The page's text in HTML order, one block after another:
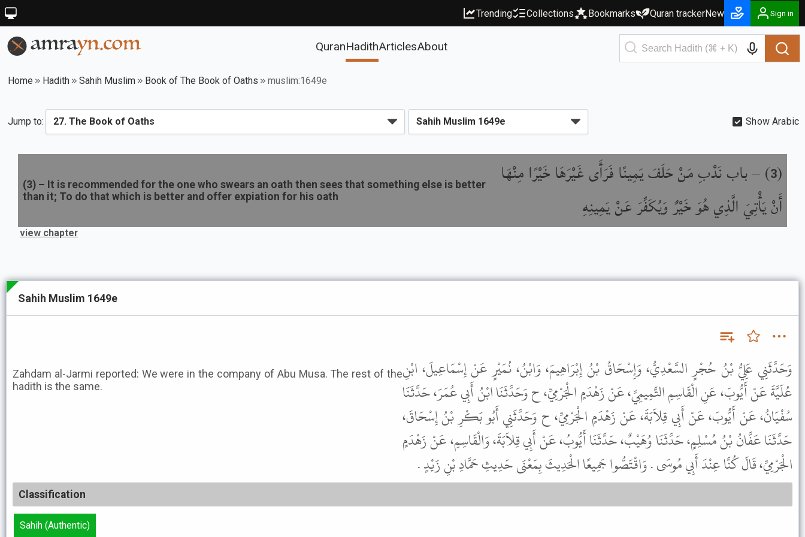
Trending Collections Bookmarks Quran trackerNew Sign in
QuranHadithArticlesAbout
Home Hadith Sahih Muslim Book of The Book of Oaths muslim:1649e
Jump to: Show Arabic
(
3
) –باب نَدْبِ مَنْ حَلَفَ يَمِينًا فَرَأَى غَيْرَهَا خَيْرًا مِنْهَا
أَنْ يَأْتِيَ الَّذِي هُوَ خَيْرٌ وَيُكَفِّرَ عَنْ يَمِينِهِ
(3) – It is recommended for the one who swears an oath then sees that something else is better
than it; To do that which is better and offer expiation for his oath
view chapter
Sahih Muslim 1649e
Zahdam al-Jarmi reported: We were in the company of Abu Musa. The rest of the
hadith is the same.
وَحَدَّثَنِي عَلِيُّ بْنُ حُجْرٍ السَّعْدِيُّ، وَإِسْحَاقُ بْنُ إِبْرَاهِيمَ، وَابْنُ، نُمَيْرٍ عَنْ إِسْمَاعِيلَ، ابْنِ
عُلَيَّةَ عَنْ أَيُّوبَ، عَنِ الْقَاسِمِ التَّمِيمِيِّ، عَنْ زَهْدَمٍ الْجَرْمِيِّ، ح وَحَدَّثَنَا ابْنُ أَبِي عُمَرَ، حَدَّثَنَا
سُفْيَانُ، عَنْ أَيُّوبَ، عَنْ أَبِي قِلاَبَةَ، عَنْ زَهْدَمٍ الْجَرْمِيِّ، ح وَحَدَّثَنِي أَبُو بَكْرِ بْنُ إِسْحَاقَ،
حَدَّثَنَا عَفَّانُ بْنُ مُسْلِمٍ، حَدَّثَنَا وُهَيْبٌ، حَدَّثَنَا أَيُّوبُ، عَنْ أَبِي قِلاَبَةَ، وَالْقَاسِمِ، عَنْ زَهْدَمٍ
الْجَرْمِيِّ، قَالَ كُنَّا عِنْدَ أَبِي مُوسَى . وَاقْتَصُّوا جَمِيعًا الْحَدِيثَ بِمَعْنَى حَدِيثِ حَمَّادِ بْنِ زَيْدٍ .
Classification
Sahih (Authentic)